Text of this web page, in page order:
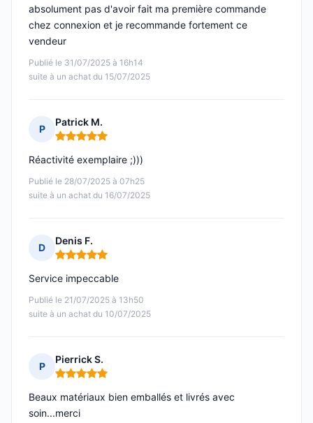
Publié le 31/07/2025 à 16h14
suite à un achat du 15/07/2025
absolument pas d'avoir fait ma première commande
chez connexion et je recommande fortement ce
vendeur
P
Patrick M.
Note : 5 sur 5
Publié le 28/07/2025 à 07h25
suite à un achat du 16/07/2025
Réactivité exemplaire ;)))
D
Denis F.
Note : 5 sur 5
Publié le 21/07/2025 à 13h50
suite à un achat du 10/07/2025
Service impeccable
P
Pierrick S.
Note : 5 sur 5
Beaux matériaux bien emballés et livrés avec
soin...merci